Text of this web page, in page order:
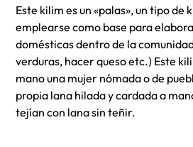
Este kilim es un «palas», un tipo de
emplearse como base para
domésticas dentro de la
verduras, hacer queso etc.) Este
mano una mujer nómada o de
propia lana hilada y cardada a
tejían con lana sin teñir.